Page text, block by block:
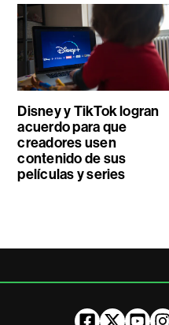
Disney y TikTok logran
acuerdo para que
creadores usen
contenido de sus
películas y series